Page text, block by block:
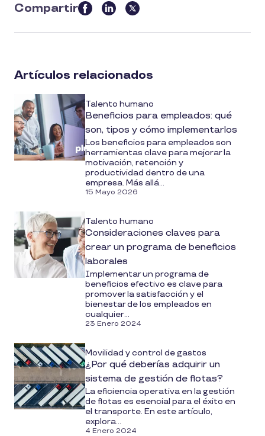
Compartir
this
article
media
Artículos relacionados
Talento humano
Beneficios para empleados: qué
son, tipos y cómo implementarlos
Los beneficios para empleados son
herramientas clave para mejorar la
motivación, retención y
productividad dentro de una
empresa. Más allá...
15 Mayo 2026
Talento humano
Consideraciones claves para
crear un programa de beneficios
laborales
Implementar un programa de
beneficios efectivo es clave para
promover la satisfacción y el
bienestar de los empleados en
cualquier...
23 Enero 2024
Movilidad y control de gastos
¿Por qué deberías adquirir un
sistema de gestión de flotas?
La eficiencia operativa en la gestión
de flotas es esencial para el éxito en
el transporte. En este artículo,
explora...
4 Enero 2024